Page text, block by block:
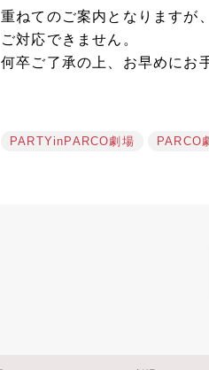
重ねてのご案内となりますが
ご対応できません。
何卒ご了承の上、お早めにお
PARTYinPARCO劇場 PARCO